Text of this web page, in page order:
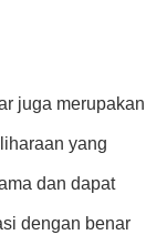
juga merupakan
yang
dan dapat
dengan benar